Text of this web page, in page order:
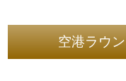
空港ラウ